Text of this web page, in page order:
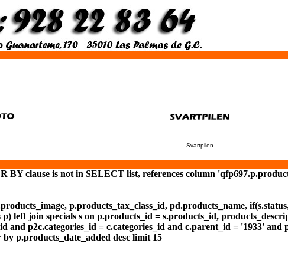
Svartpilen
BY clause is not in SELECT list, references column
p.products_tax_class_id, pd.products_name,
left join specials s on p.products_id = s.products_id,
and p2c.categories_id = c.categories_id and c.parent_id = '1933'
p.products_date_added desc limit 15